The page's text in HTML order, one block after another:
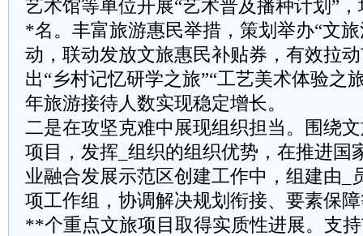
艺术馆等单位开展“艺术普及播种计划”
*名。丰富旅游惠民举措，策划举办“文
动，联动发放文旅惠民补贴券，有效拉
出“乡村记忆研学之旅”“工艺美术体验之
年旅游接待人数实现稳定增长。
二是在攻坚克难中展现组织担当。围绕
项目，发挥_组织的组织优势，在推进国
业融合发展示范区创建工作中，组建由_
项工作组，协调解决规划衔接、要素保
**个重点文旅项目取得实质性进展。支